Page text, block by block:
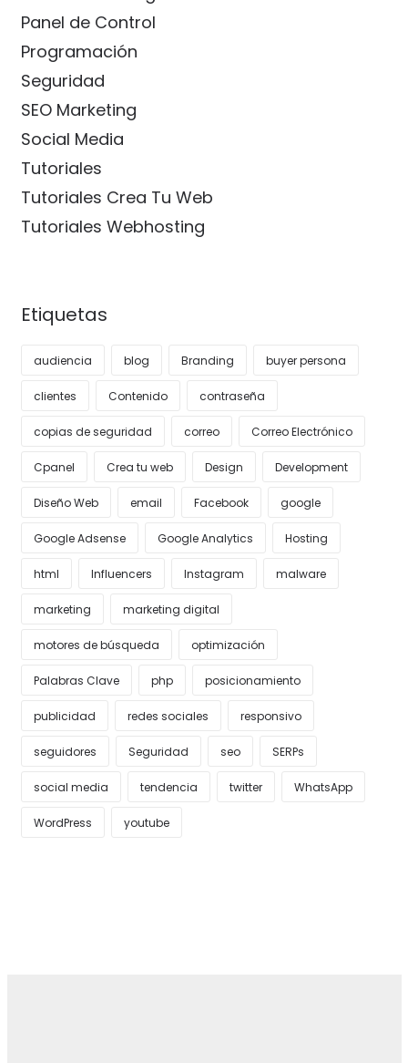
Panel de Control
Programación
Seguridad
SEO Marketing
Social Media
Tutoriales
Tutoriales Crea Tu Web
Tutoriales Webhosting
Etiquetas
audiencia blog Branding buyer persona
clientes Contenido contraseña
copias de seguridad correo Correo Electrónico
Cpanel Crea tu web Design Development
Diseño Web email Facebook google
Google Adsense Google Analytics Hosting
html Influencers Instagram malware
marketing marketing digital
motores de búsqueda optimización
Palabras Clave php posicionamiento
publicidad redes sociales responsivo
seguidores Seguridad seo SERPs
social media tendencia twitter WhatsApp
WordPress youtube